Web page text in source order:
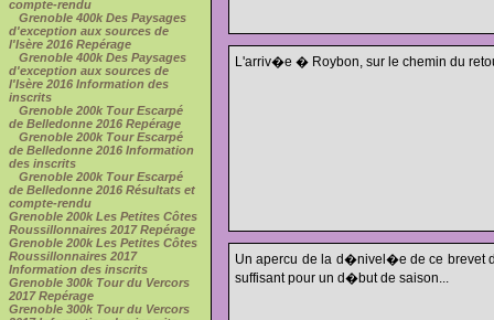
compte-rendu
Grenoble 400k Des Paysages
d'exception aux sources de
l'Isère 2016 Repérage
Grenoble 400k Des Paysages
d'exception aux sources de
l'Isère 2016 Information des
inscrits
Grenoble 200k Tour Escarpé
de Belledonne 2016 Repérage
Grenoble 200k Tour Escarpé
de Belledonne 2016 Information
des inscrits
Grenoble 200k Tour Escarpé
de Belledonne 2016 Résultats et
compte-rendu
Grenoble 200k Les Petites Côtes
Roussillonnaires 2017 Repérage
Grenoble 200k Les Petites Côtes
Roussillonnaires 2017
Information des inscrits
Grenoble 300k Tour du Vercors
2017 Repérage
Grenoble 300k Tour du Vercors
L'arriv�e � Roybon, sur le chemin du
Un apercu de la d�nivel�e de ce brevet
suffisant pour un d�but de saison...